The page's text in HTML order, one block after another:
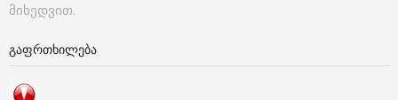
მიხედვით.
ᲒᲐᲤᲠᲗᲮᲘᲚᲔᲑᲐ